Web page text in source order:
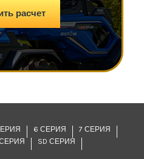
расчет
6 СЕРИЯ
7 СЕРИЯ
СЕРИЯ
SD СЕРИЯ